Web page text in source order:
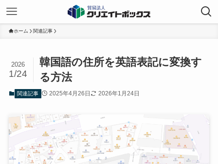
ホーム 関連記事
韓国語の住所を英語表記に変換す
る方法
2026
1/24
関連記事 2025年4月26日 2026年1月24日